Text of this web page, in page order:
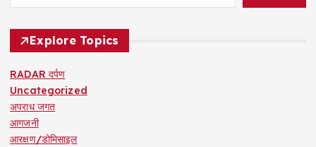
Explore Topics
RADAR दर्पण
Uncategorized
अपराध जगत
आगजनी
आरक्षण/डोमिसाइल